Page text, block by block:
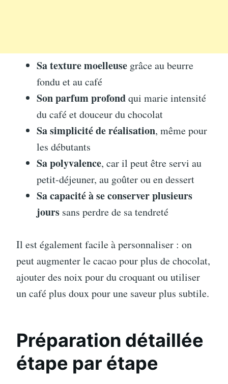
Sa texture moelleuse grâce au beurre
fondu et au café
Son parfum profondqui marie intensité
du café et douceur du chocolat
Sa simplicité de réalisation, même pour
les débutants
Sa polyvalence, car il peut être servi au
petit-déjeuner, au goûter ou en dessert
Sa capacité à se conserver plusieurs
jours sans perdre de sa tendreté
Il est également facile à personnaliser : on
peut augmenter le cacao pour plus de chocolat,
ajouter des noix pour du croquant ou utiliser
un café plus doux pour une saveur plus subtile.
Préparation détaillée
étape par étape